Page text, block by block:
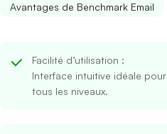
Avantages de Benchmark Email
Facilité d’utilisation :
Interface intuitive idéale pour
tous les niveaux.